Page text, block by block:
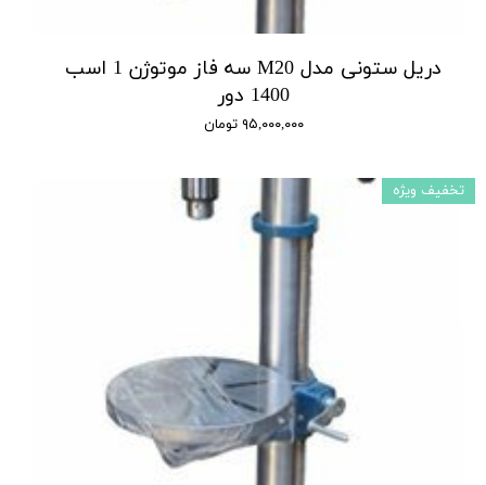
دریل ستونی مدل M20 سه فاز موتوژن 1 اسب
1400 دور
۹۵,۰۰۰,۰۰۰ تومان
تخفیف ویژه